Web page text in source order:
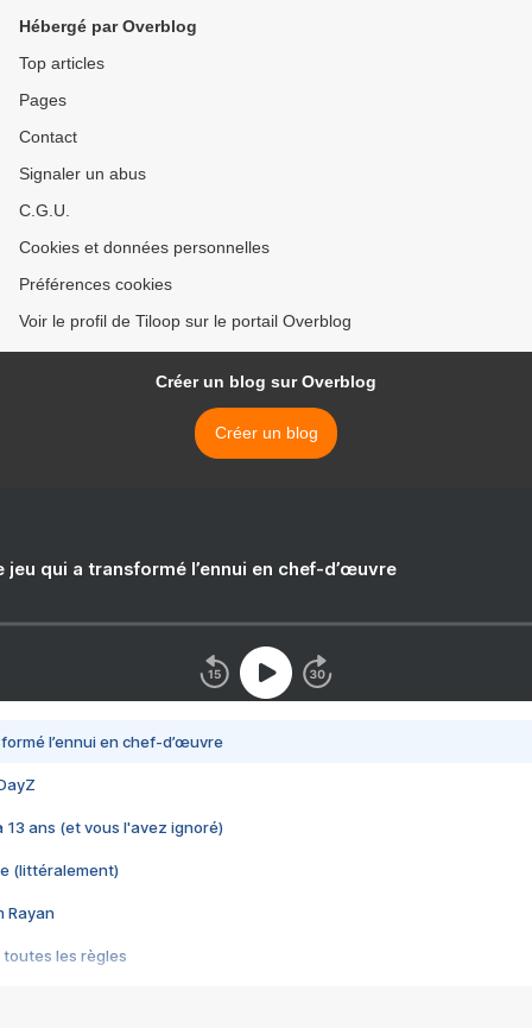
Hébergé par Overblog
Top articles
Pages
Contact
Signaler un abus
C.G.U.
Cookies et données personnelles
Préférences cookies
Voir le profil de Tiloop sur le portail Overblog
Créer un blog sur Overblog
Créer un blog
jeu qui a transformé l’ennui en chef-d’œuvre
l’ennui en chef-d’œuvre
13 ans (et vous l'avez ignoré)
(littéralement)
Rayan
toutes les règles